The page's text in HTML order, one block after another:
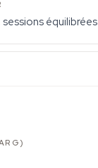
équilibrées